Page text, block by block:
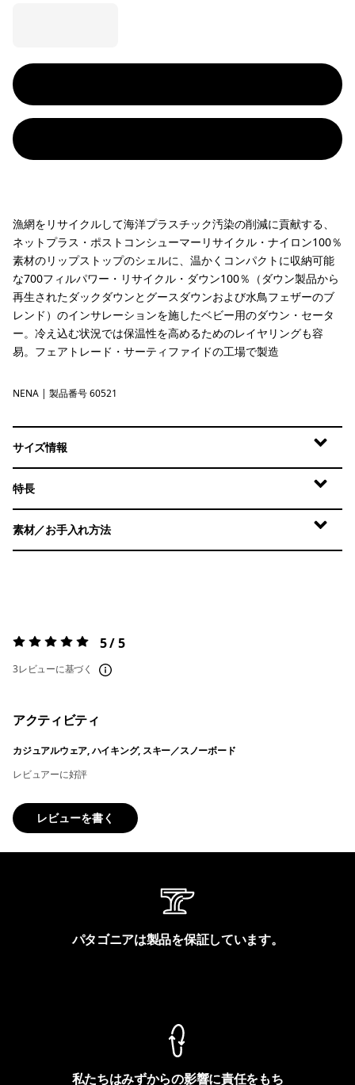
漁網をリサイクルして海洋プラスチック汚染の削減に貢献する、
ネットプラス・ポストコンシューマーリサイクル・ナイロン100％
素材のリップストップのシェルに、温かくコンパクトに収納可能
な700フィルパワー・リサイクル・ダウン100％（ダウン製品から
再生されたダックダウンとグースダウンおよび水鳥フェザーのブ
レンド）のインサレーションを施したベビー用のダウン・セータ
ー。冷え込む状況では保温性を高めるためのレイヤリングも容
易。フェアトレード・サーティファイドの工場で製造
New Navy
NENA | 製品番号 60521
サイズ情報
特長
素材／お手入れ方法
評価:5 / 5 5 / 5
3レビューに基づく
アクティビティ
カジュアルウェア, ハイキング, スキー／スノーボード
レビュアーに好評
レビューを書く
パタゴニアは製品を保証しています。
私たちはみずからの影響に責任をもち